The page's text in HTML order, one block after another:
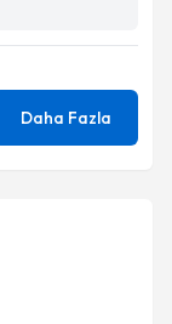
Daha Fazla